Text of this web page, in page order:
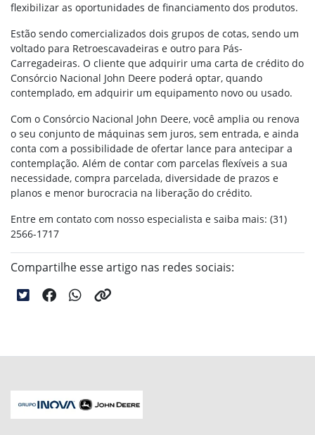
flexibilizar as oportunidades de financiamento dos produtos.
Estão sendo comercializados dois grupos de cotas, sendo um
voltado para Retroescavadeiras e outro para Pás-
Carregadeiras. O cliente que adquirir uma carta de crédito do
Consórcio Nacional John Deere poderá optar, quando
contemplado, em adquirir um equipamento novo ou usado.
Com o Consórcio Nacional John Deere, você amplia ou renova
o seu conjunto de máquinas sem juros, sem entrada, e ainda
conta com a possibilidade de ofertar lance para antecipar a
contemplação. Além de contar com parcelas flexíveis a sua
necessidade, compra parcelada, diversidade de prazos e
planos e menor burocracia na liberação do crédito.
Entre em contato com nosso especialista e saiba mais: (31)
2566-1717
Compartilhe esse artigo nas redes sociais: